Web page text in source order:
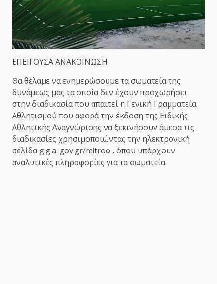
ΕΠΕΙΓΟΥΣΑ ΑΝΑΚΟΙΝΩΣΗ
Θα θέλαμε να ενημερώσουμε τα σωματεία της
δυνάμεως μας τα οποία δεν έχουν προχωρήσει
στην διαδικασία που απαιτεί η Γενική Γραμματεία
Αθλητισμού που αφορά την έκδοση της Ειδικής
Αθλητικής Αναγνώρισης να ξεκινήσουν άμεσα τις
διαδικασίες χρησιμοποιώντας την ηλεκτρονική
σελίδα g.g.a. gov.gr/mitroo , όπου υπάρχουν
αναλυτικές πληροφορίες για τα σωματεία.